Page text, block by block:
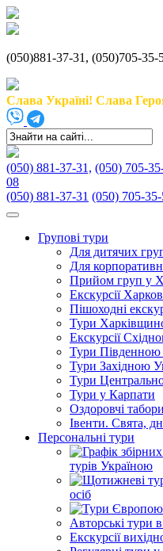
(050)881-37-31, (050)705-
Слава Україні! Слава
(050) 881-37-31, (050) 705-
08
(050) 881-37-31 (050) 705-
Групові тури
Для дитячих
Для
Прийом груп у
Екскурсії
Пішоходні
Тури
Екскурсії
Тури Південною
Тури Західною
Тури
Тури у Карпати
Оздоровчі табори
Івенти. Свята,
Персональні тури
турів Україною
осіб
Авторські тури
Екскурсії